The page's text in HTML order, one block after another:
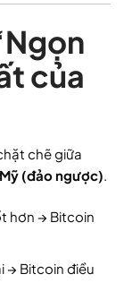
của
chẽ giữa
(đảo ngược).
hơn → Bitcoin
→ Bitcoin điều